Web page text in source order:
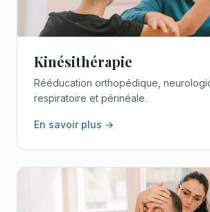
Kinésithérapie
Rééducation orthopédique,
respiratoire et périnéale.
En savoir plus →